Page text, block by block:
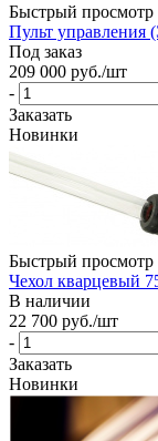
Быстрый просмотр
Пульт
Под заказ
209 000 руб./шт
-
Заказать
Новинки
Быстрый просмотр
Чехол кварцевый
В наличии
22 700 руб./шт
-
Заказать
Новинки